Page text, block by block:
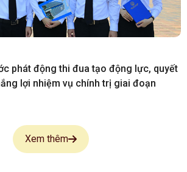
phát động thi đua tạo động lực, quyết
lợi nhiệm vụ chính trị giai đoạn
Xem thêm